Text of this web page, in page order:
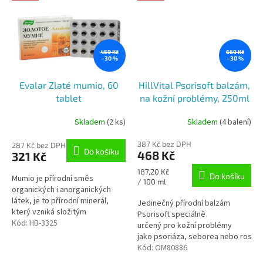
459 Kč
–30 %
Evalar Zlaté mumio, 60
tablet
Skladem (2 ks)
287 Kč bez DPH
321 Kč Do košíku
Mumio je přírodní směs
organických i anorganických
látek, je to přírodní minerál,
který vzniká složitým
geologickým procesem. Je to
Kód: HB-3325
669 Kč
–30 %
HillVital Psorisoft balzám,
na kožní problémy, 250ml
produktu
je
5,0
z
hvězdiček.
Skladem(4 balení)
387 Kč bez DPH
468 Kč
Měrná
cena:
187,20 Kč
/ 100 ml
Do košíku
Jedinečný přírodní balzám
Psorisoft speciálně
určený pro kožní problémy
jako psoriáza, seborea nebo
Kód: OM80886